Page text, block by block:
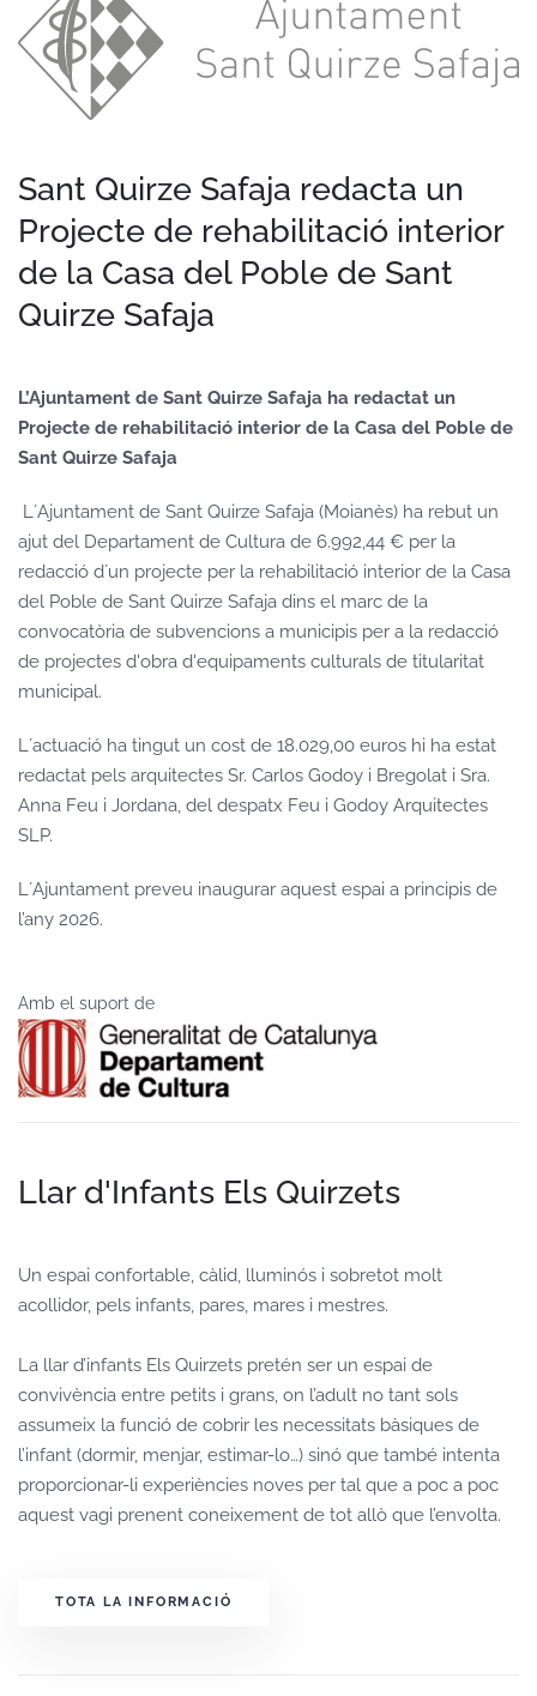
Sant Quirze Safaja redacta un
Projecte de rehabilitació interior
de la Casa del Poble de Sant
Quirze Safaja
L’Ajuntament de Sant Quirze Safaja ha redactat un
Projecte de rehabilitació interior de la Casa del Poble de
Sant Quirze Safaja
L´Ajuntament de Sant Quirze Safaja (Moianès) ha rebut un
ajut del Departament de Cultura de 6.992,44 € per la
redacció d´un projecte per la rehabilitació interior de la Casa
del Poble de Sant Quirze Safaja dins el marc de la
convocatòria de subvencions a municipis per a la redacció
de projectes d'obra d'equipaments culturals de titularitat
municipal.
L´actuació ha tingut un cost de 18.029,00 euros hi ha estat
redactat pels arquitectes Sr. Carlos Godoy i Bregolat i Sra.
Anna Feu i Jordana, del despatx Feu i Godoy Arquitectes
SLP.
L´Ajuntament preveu inaugurar aquest espai a principis de
l’any 2026.
Amb el suport de
Llar d'Infants Els Quirzets
Un espai confortable, càlid, lluminós i sobretot molt
acollidor, pels infants, pares, mares i mestres.
La llar d’infants Els Quirzets pretén ser un espai de
convivència entre petits i grans, on l’adult no tant sols
assumeix la funció de cobrir les necessitats bàsiques de
l’infant (dormir, menjar, estimar-lo…) sinó que també intenta
proporcionar-li experiències noves per tal que a poc a poc
aquest vagi prenent coneixement de tot allò que l’envolta.
TOTA LA INFORMACIÓ